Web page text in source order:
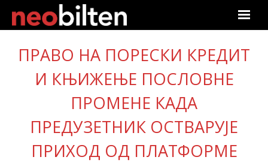
Почетна
Претрага
Подаци
ПРАВО НА ПОРЕСКИ КРЕДИТ
И КЊИЖЕЊЕ ПОСЛОВНЕ
ПРОМЕНЕ КАДА
ПРЕДУЗЕТНИК ОСТВАРУЈЕ
ПРИХОД ОД ПЛАТФОРМЕ